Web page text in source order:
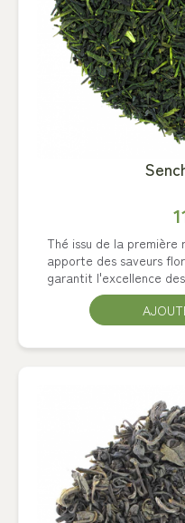
Thé issu de la
apporte des saveurs
garantit l'excellence